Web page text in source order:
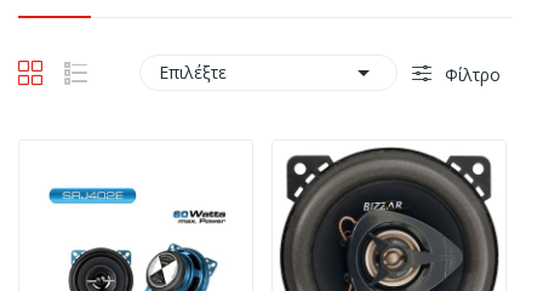
Επιλέξτε  Φίλτρο